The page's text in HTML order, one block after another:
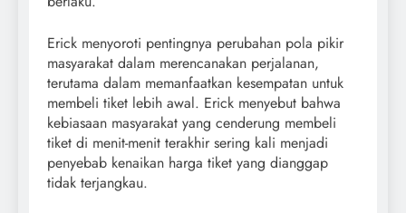
Erick menyoroti pentingnya perubahan pola pikir
masyarakat dalam merencanakan perjalanan,
terutama dalam memanfaatkan kesempatan untuk
membeli tiket lebih awal. Erick menyebut bahwa
kebiasaan masyarakat yang cenderung membeli
tiket di menit-menit terakhir sering kali menjadi
penyebab kenaikan harga tiket yang dianggap
tidak terjangkau.